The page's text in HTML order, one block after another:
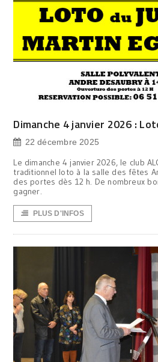
Dimanche 4 janvier 2026 :
22 décembre 2025
Le dimanche 4 janvier 2026, le club
traditionnel loto à la salle des fêtes
des portes dès 12 h. De nombreux
gagner.
PLUS D'INFOS